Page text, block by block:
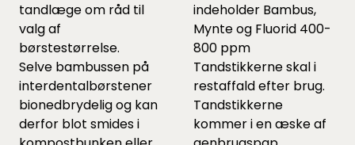
tandlæge om råd til
valg af
børstestørrelse.
Selve bambussen på
interdentalbørstener
bionedbrydelig og kan
derfor blot smides i
indeholder Bambus,
Mynte og Fluorid 400-
800 ppm
Tandstikkerne skal i
restaffald efter brug.
Tandstikkerne
kommer i en æske af